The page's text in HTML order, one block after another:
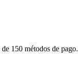
150 métodos de pago.